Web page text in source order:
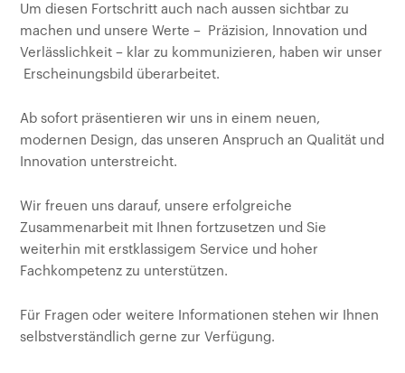
Um diesen Fortschritt auch nach aussen sichtbar zu
machen und unsere Werte – Präzision, Innovation und
Verlässlichkeit – klar zu kommunizieren, haben wir unser
Erscheinungsbild überarbeitet.
Ab sofort präsentieren wir uns in einem neuen,
modernen Design, das unseren Anspruch an Qualität und
Innovation unterstreicht.
Wir freuen uns darauf, unsere erfolgreiche
Zusammenarbeit mit Ihnen fortzusetzen und Sie
weiterhin mit erstklassigem Service und hoher
Fachkompetenz zu unterstützen.
Für Fragen oder weitere Informationen stehen wir Ihnen
selbstverständlich gerne zur Verfügung.